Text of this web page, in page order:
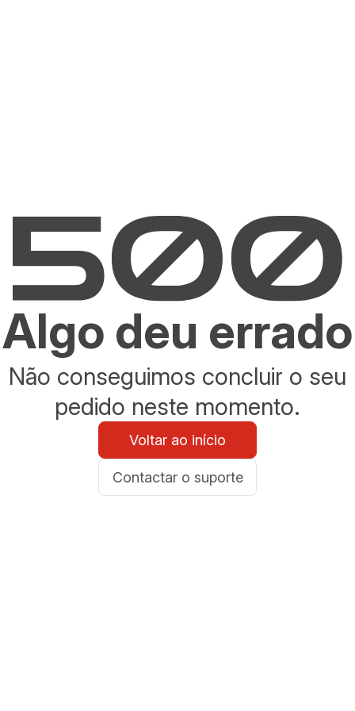
Algo deu errado
Não conseguimos concluir o seu
pedido neste momento.
Voltar ao início
Contactar o suporte